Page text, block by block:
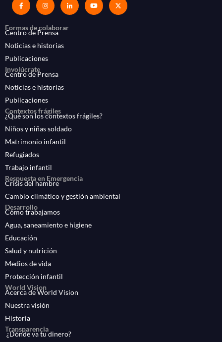
Formas de colaborar
Centro de Prensa
Noticias e historias
Publicaciones
Involúcrate
Centro de Prensa
Noticias e historias
Publicaciones
Contextos frágiles
¿Qué son los contextos frágiles?
Niños y niñas soldado
Matrimonio infantil
Refugiados
Trabajo infantil
Respuesta en Emergencia
Crisis del hambre
Cambio climático y gestión ambiental
Desarrollo
Cómo trabajamos
Agua, saneamiento e higiene
Educación
Salud y nutrición
Medios de vida
Protección infantil
World Vision
Acerca de World Vision
Nuestra visión
Historia
Transparencia
¿Dónde va tu dinero?